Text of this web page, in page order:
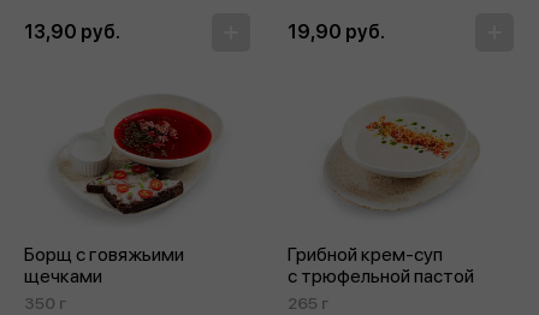
13,90 руб. 19,90 руб.
Борщ с говяжьими
щечками
350 г
Грибной крем-суп
с трюфельной пастой
265 г